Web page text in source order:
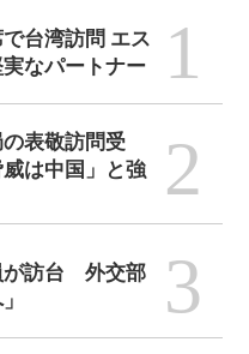
台湾訪問 エス
なパートナー
1
表敬訪問受
は中国」と強
2
が訪台 外交部
3